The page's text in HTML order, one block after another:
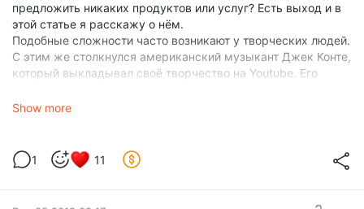
предложить никаких продуктов или услуг? Есть выход и в
этой статье я расскажу о нём.
Подобные сложности часто возникают у творческих людей.
С этим же столкнулся американский музыкант Джек Конте,
который выкладывал своё творчество на Youtube. Его
приносила всего 50$ в месяц. «Мне это кажется очень
дождаться, чтобы увидеть следующий пост в блоге или
услышать новую песню. И создатель контента вкладывает
50 долларов в месяц. Это возмутительно, и на самом деле
Show more
1 11